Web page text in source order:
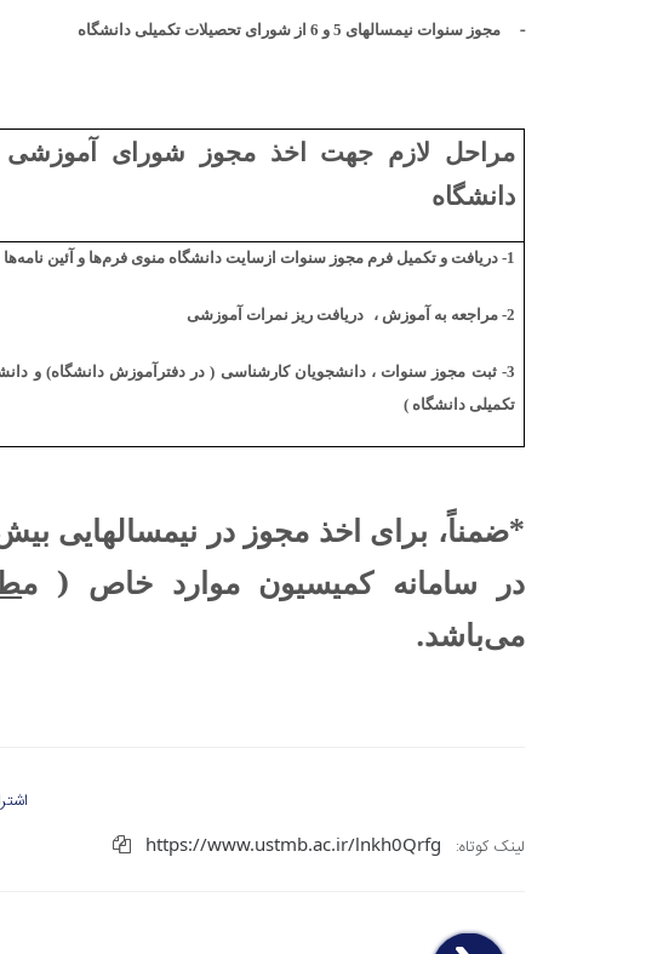
- مجوز سنوات نیمسالهای 5 و 6 از شورای تحصیلات تکمیلی دانشگاه
مراحل لازم جهت اخذ مجوز شورای آموزشی
دانشگاه
1- دریافت و تکمیل فرم مجوز سنوات ازسایت دانشگاه منوی فرم‌ها و آئین نامه‌ها
2- مراجعه به آموزش ، دریافت ریز نمرات آموزشی
3- ثبت مجوز سنوات ، دانشجویان کارشناسی ( در دفترآموزش دانشگاه) و دانشجویان ارشد
تکمیلی دانشگاه )
*ضمناً، برای اخذ مجوز در نیمسالهایی
در سامانه کمیسیون موارد خاص ( م
می‌باشد.
لینک کوتاه:
https://www.ustmb.ac.ir/lnkh0Qrfg